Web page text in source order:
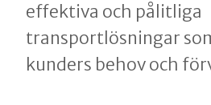
effektiva och pålitliga
transportlösningar
kunders behov och